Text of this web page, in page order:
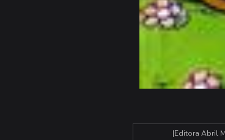
|Editora Abril